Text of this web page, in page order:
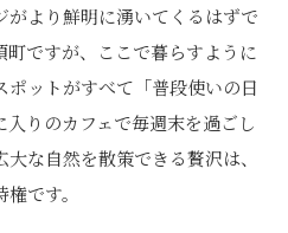
より鮮明に湧いてくるはずで
ですが、ここで暮らすように
ットがすべて「普段使いの日
りのカフェで毎週末を過ごし
な自然を散策できる贅沢は、
です。